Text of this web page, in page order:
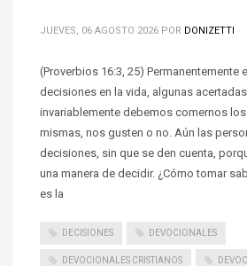
JUEVES, 06 AGOSTO 2026 POR DONIZETTI
(Proverbios 16:3, 25) Permanentemente
decisiones en la vida, algunas
invariablemente debemos comernos
mismas, nos gusten o no. Aún las
decisiones, sin que se den cuenta,
una manera de decidir. ¿Cómo tomar
es la
DECISIONES DEVOCIONALES
DEVOCIONALES CRISTIANOS